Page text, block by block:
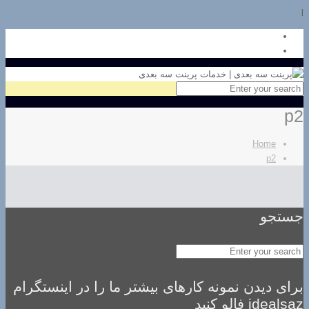
p2
Home
p2
جستجو
برای دیدن نمونه کارهای بیشتر ما را در اینستگرام
idealsaz فالو کنید